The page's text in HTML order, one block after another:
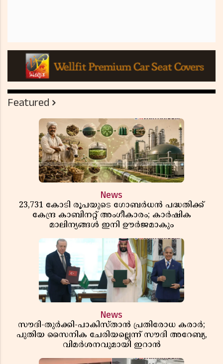
Featured
News
23,731 കോടി രൂപയുടെ ഗോബർധൻ പദ്ധതിക്ക്
കേന്ദ്ര കാബിനറ്റ് അംഗീകാരം; കാർഷിക
മാലിന്യങ്ങൾ ഇനി ഊർജമാകും
News
സൗദി-തുർക്കി-പാകിസ്താൻ പ്രതിരോധ കരാർ;
പുതിയ സൈനിക ചേരിയല്ലെന്ന് സൗദി അറേബ്യ,
വിമർശനവുമായി ഇറാൻ